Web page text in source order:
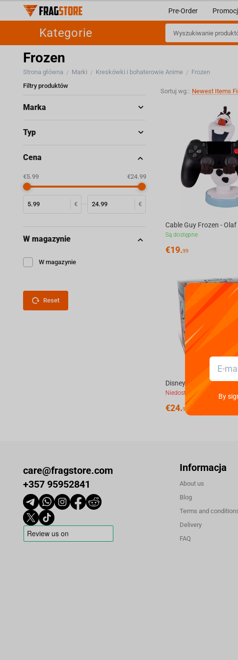
Pre-Order
Kategorie
Frozen
Strona główna / Marki / Kreskówki i bohaterowie Anime / Frozen
Sortuj wg.: Newest Items
Są dostępne
€19.99
Niedostępne
€24.99
Filtry produktów
Marka
Typ
Cena
€ €
‎€5.99 ‎€24.99
W magazynie
W magazynie
Reset
care@fragstore.com
+357 95952841
Informacja
About us
Blog
Terms and
Delivery
FAQ
By